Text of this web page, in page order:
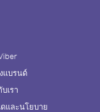
แบรนด์
เรา
และนโยบาย